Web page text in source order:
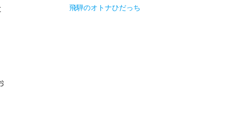
飛騨のオトナひだっち